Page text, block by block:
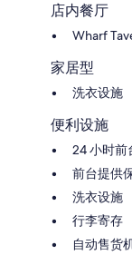
店内餐厅
Wharf
家居型
洗衣设施
便利设施
24 小时前
前台提供
洗衣设施
行李寄存
自动售货